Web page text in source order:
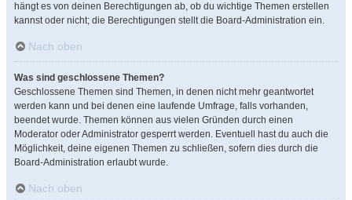
hängt es von deinen Berechtigungen ab, ob du wichtige Themen erstellen
kannst oder nicht; die Berechtigungen stellt die Board-Administration ein.
Nach oben
Was sind geschlossene Themen?
Geschlossene Themen sind Themen, in denen nicht mehr geantwortet
werden kann und bei denen eine laufende Umfrage, falls vorhanden,
beendet wurde. Themen können aus vielen Gründen durch einen
Moderator oder Administrator gesperrt werden. Eventuell hast du auch die
Möglichkeit, deine eigenen Themen zu schließen, sofern dies durch die
Board-Administration erlaubt wurde.
Nach oben